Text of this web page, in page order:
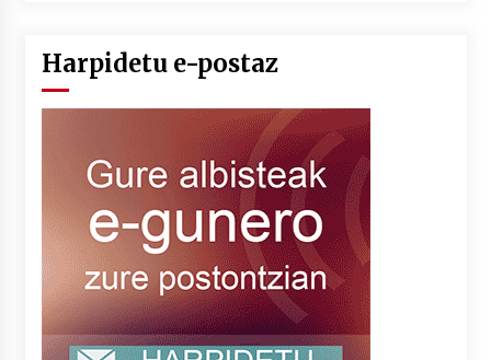
Harpidetu e-postaz